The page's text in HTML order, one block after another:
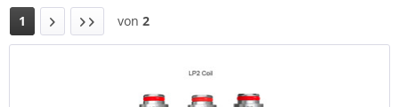
1 von 2